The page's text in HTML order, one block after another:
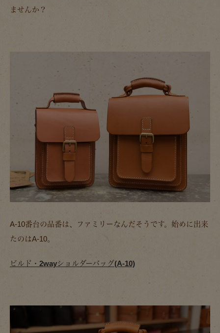
ませんか？
A-10番台の品番は、ファミリーなんだそうです。始めに出来
たのはA-10。
ビルド・2wayショルダーバッグ(A-10)